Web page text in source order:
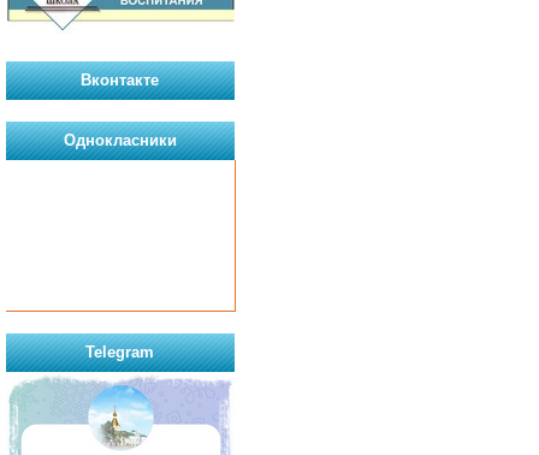
Вконтакте
Однокласники
Telegram